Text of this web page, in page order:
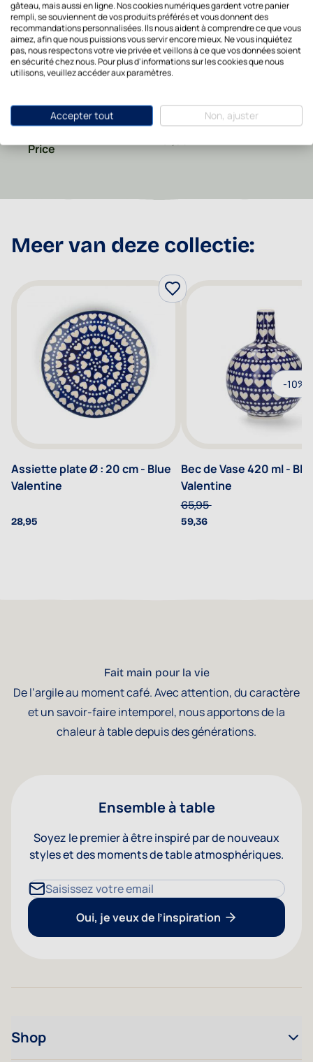
Specials Valentin
Marque Bunzlau Castle
Recommended Retail
Price
Meer van deze collectie:
Assiette plate Ø : 20 cm - Blue
Valentine
28,95
-10%
Bec de Vase 420 ml -
Valentine
59,36
65,95
Fait main pour la vie
De l’argile au moment café. Avec attention, du caractère
et un savoir-faire intemporel, nous apportons de la
chaleur à table depuis des générations.
Ensemble à table
Soyez le premier à être inspiré par de nouveaux
styles et des moments de table atmosphériques.
Adresse mail
Oui, je veux de l’inspiration
Shop
gâteau, mais aussi en ligne. Nos cookies numériques gardent votre panier
rempli, se souviennent de vos produits préférés et vous donnent des
recommandations personnalisées. Ils nous aident à comprendre ce que vous
aimez, afin que nous puissions vous servir encore mieux. Ne vous inquiétez
pas, nous respectons votre vie privée et veillons à ce que vos données soient
en sécurité chez nous. Pour plus d'informations sur les cookies que nous
utilisons, veuillez accéder aux paramètres.
Accepter tout Non, ajuster